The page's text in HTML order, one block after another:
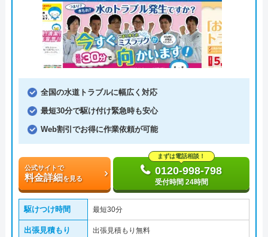
全国の水道トラブルに幅広く対応
最短30分で駆け付け緊急時も安心
Web割引でお得に作業依頼が可能
公式サイトで
料金詳細を見る
まずは電話相談！
0120-998-798
受付時間 24時間
駆けつけ時間 最短30分
出張見積もり 出張見積もり無料